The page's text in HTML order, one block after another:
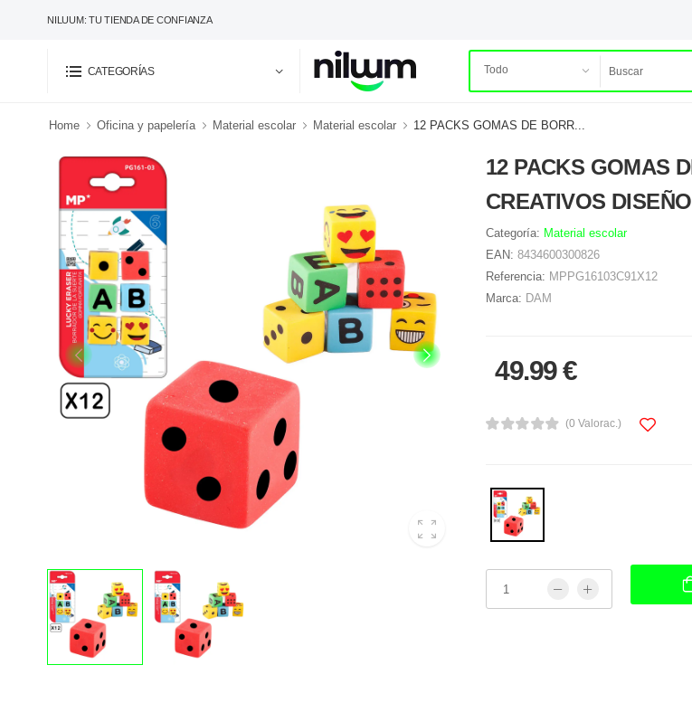
NILUUM: TU TIENDA DE CONFIANZA
CATEGORÍAS
Home Oficina y papelería Material escolar Material escolar 12 PACKS GOMAS DE BORR...
12 PACKS GOMAS
CREATIVOS
Categoría: Material escolar
EAN: 8434600300826
Referencia: MPPG16103C91X12
Marca: DAM
49.99 €
(0 Valorac.)